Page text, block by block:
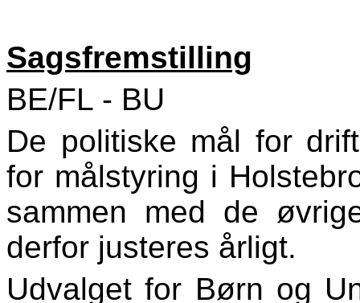
Sagsfremstilling
BE/FL - BU
De politiske mål for
for målstyring i
sammen med de
derfor justeres årligt.
Udvalget for Børn og